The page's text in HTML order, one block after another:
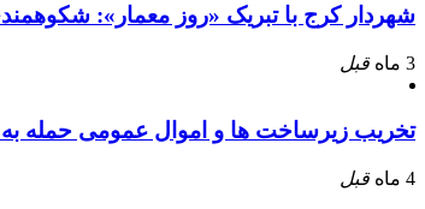
شهردار کرج با تبریک «روز معمار»:
3 ماه قبل
تخریب زیرساخت ها و اموال عمومی حمله
4 ماه قبل